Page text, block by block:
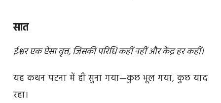
सात
ईश्वर एक ऐसा वृत्त, जिसकी परिधि कहीं नहीं और केंद्र हर कहीं।
यह कथन पटना में ही सुना गया—कुछ भूल गया, कुछ याद
रहा।